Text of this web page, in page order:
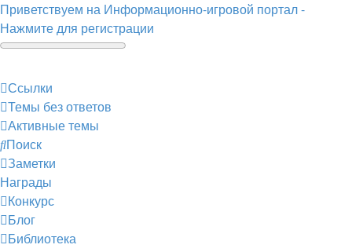
Приветствуем на Информационно-игровой портал -
Нажмите для регистрации
Ссылки
Темы без ответов
Активные темы
Поиск
Заметки
Награды
Конкурс
Блог
Библиотека